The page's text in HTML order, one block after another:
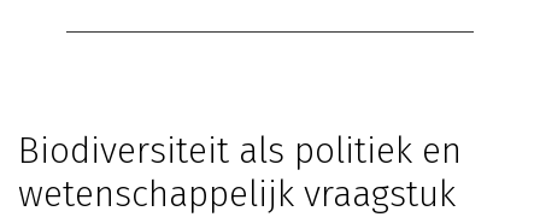
Biodiversiteit als politiek en
wetenschappelijk vraagstuk